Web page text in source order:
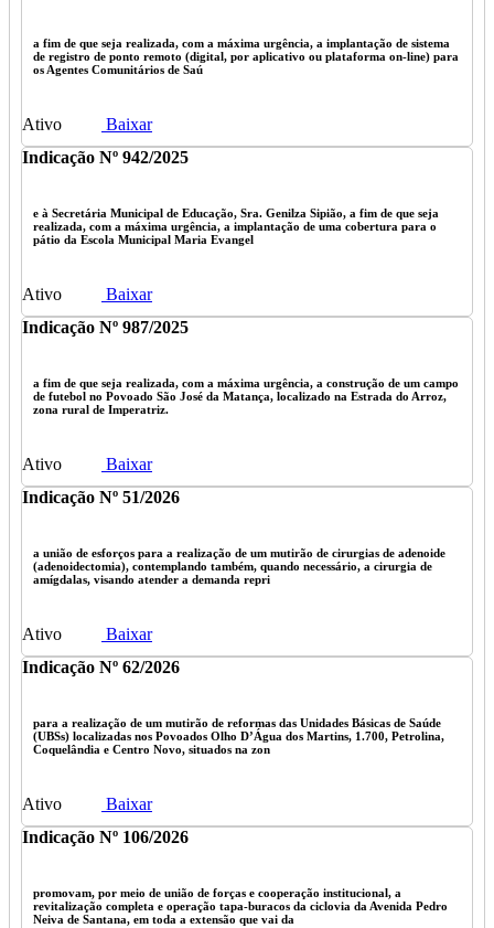
a fim de que seja realizada, com a máxima urgência, a implantação de sistema
de registro de ponto remoto (digital, por aplicativo ou plataforma on-line) para
os Agentes Comunitários de Saú
Ativo
Baixar
Indicação Nº 942/2025
e à Secretária Municipal de Educação, Sra. Genilza Sipião, a fim de que seja
realizada, com a máxima urgência, a implantação de uma cobertura para o
pátio da Escola Municipal Maria Evangel
Ativo
Baixar
Indicação Nº 987/2025
a fim de que seja realizada, com a máxima urgência, a construção de um campo
de futebol no Povoado São José da Matança, localizado na Estrada do Arroz,
zona rural de Imperatriz.
Ativo
Baixar
Indicação Nº 51/2026
a união de esforços para a realização de um mutirão de cirurgias de adenoide
(adenoidectomia), contemplando também, quando necessário, a cirurgia de
amígdalas, visando atender a demanda repri
Ativo
Baixar
Indicação Nº 62/2026
para a realização de um mutirão de reformas das Unidades Básicas de Saúde
(UBSs) localizadas nos Povoados Olho D’Água dos Martins, 1.700, Petrolina,
Coquelândia e Centro Novo, situados na zon
Ativo
Baixar
Indicação Nº 106/2026
promovam, por meio de união de forças e cooperação institucional, a
revitalização completa e operação tapa-buracos da ciclovia da Avenida Pedro
Neiva de Santana, em toda a extensão que vai da